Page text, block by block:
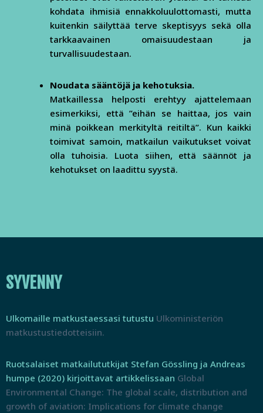
kohdata ihmisiä ennakkoluulottomasti, mutta
kuitenkin säilyttää terve skeptisyys sekä olla
tarkkaavainen omaisuudestaan ja
turvallisuudestaan.
Noudata sääntöjä ja kehotuksia.
Matkaillessa helposti erehtyy ajattelemaan
esimerkiksi, että ”eihän se haittaa, jos vain
minä poikkean merkityltä reitiltä”. Kun kaikki
toimivat samoin, matkailun vaikutukset voivat
olla tuhoisia. Luota siihen, että säännöt ja
kehotukset on laadittu syystä.
SYVENNY
Ulkomaille matkustaessasi tutustu Ulkoministeriön
matkustustiedotteisiin.
Ruotsalaiset matkailututkijat Stefan Gössling ja Andreas
humpe (2020) kirjoittavat artikkelissaan Global
Environmental Change: The global scale, distribution and
growth of aviation: Implications for climate change